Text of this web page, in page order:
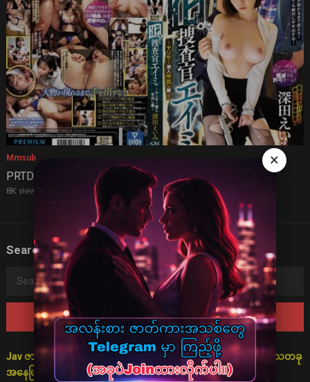
Mmsub
PRTD 024 (mmsub)
8K views 4 years ago
Search
Search
Jav ဇာတ်လမ်းများသည် စိတ်ကူးဖြင့်သာ ပုံဖော်ထားသောကြောင့် ရသတခု
အနေဖြင့်သာ ကြည့်ရှုရန် မေတ္တာရပ်ခံအပ်ပါသည်။
×